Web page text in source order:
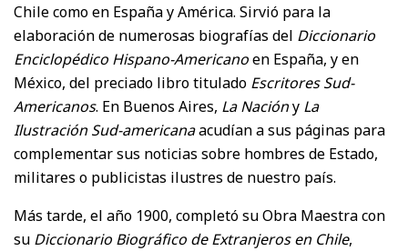
Chile como en España y América. Sirvió para la
elaboración de numerosas biografías del Diccionario
Enciclopédico Hispano-Americanoen España, y en
México, del preciado libro titulado Escritores Sud-
Americanos. En Buenos Aires, La Nacióny La
Ilustración Sud-americanaacudían a sus páginas para
complementar sus noticias sobre hombres de Estado,
militares o publicistas ilustres de nuestro país.
Más tarde, el año 1900, completó su Obra Maestra con
su Diccionario Biográfico de Extranjeros en Chile,